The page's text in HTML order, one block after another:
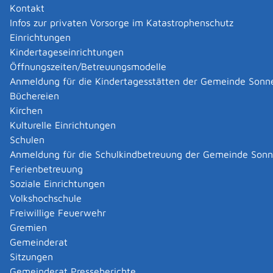
Kontakt
Infos zur privaten Vorsorge im Katastrophenschutz
Einrichtungen
Kindertageseinrichtungen
Öffnungszeiten/Betreuungsmodelle
Anmeldung für die Kindertagesstätten der Gemeinde
Büchereien
Kirchen
Kulturelle Einrichtungen
Schulen
Anmeldung für die Schulkindbetreuung der Gemeinde
Ferienbetreuung
Soziale Einrichtungen
Volkshochschule
Freiwillige Feuerwehr
Gremien
Gemeinderat
Sitzungen
wie kaum ein anderer ist.
Zuständige Stelle
Für Bewerberinnen und Bewerber aus Baden-
Württemberg sind die Einstellungsberaterinnen und
Einstellungsberater der regionalen Polizeipräsidien
zuständig. An welches regionale Polizeipräsidium Sie
sich wenden müssen, hängt von Ihrem Wohnort ab.
Für Bewerberinnen und Bewerber aus anderen
Bundesländern sind es die zuständigen
Einstellungsberaterinnen und Einstellungsberater der
Hochschule für Polizei Baden-Württemberg,
Institutsbereich Personalgewinnung.
Hochschule für Polizei Baden-Württemberg
Polizeipräsidium Reutlingen
Leistungsdetails